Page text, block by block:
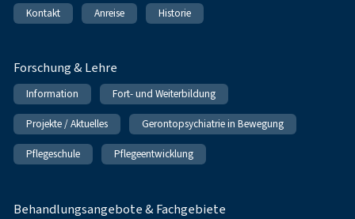
Kontakt Anreise Historie
Forschung & Lehre
Information Fort- und Weiterbildung
Projekte / Aktuelles Gerontopsychiatrie in Bewegung
Pflegeschule Pflegeentwicklung
Behandlungsangebote & Fachgebiete